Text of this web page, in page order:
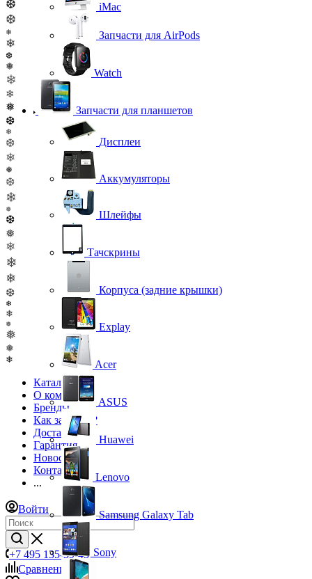
❆
❆
❄
❄
❆
❅
❄
❄
❅
❆
❅
❆
❄
❅
❆
❄
❅
❆
❅
❄
❄
❄
❆
❄
❄
❅
❅
❅
❄
Каталог
О компании
Бренды
Как заказать?
Доставка
Гарантия
Новости
Контакты
...
Войти
+7 495 135-39-43
Сравнение
0
iMac
Запчасти для AirPods
Watch
Запчасти для планшетов
Дисплеи
Аккумуляторы
Шлейфы
Тачскрины
Корпуса (задние крышки)
Explay
Acer
ASUS
Huawei
Lenovo
Samsung Galaxy Tab
Sony